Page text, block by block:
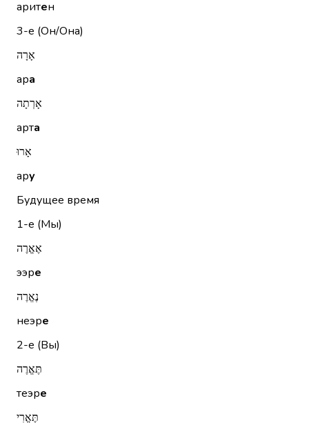
аритен
3-е (Он/Она)
אָרָה
ара
אָרְתָה
арта
אָרוּ
ару
Будущее время
1-е (Мы)
אֶאֱרֶה
ээре
נֶאֱרֶה
неэре
2-е (Вы)
תֶּאֱרֶה
теэре
תֶּאֱרִי